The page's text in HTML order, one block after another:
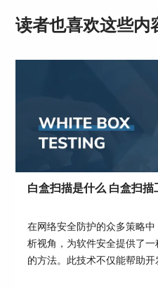
1、需要将手机和电脑连
3、在弹出的选择框中
读者也喜欢这些内
白盒扫描是什么 白盒扫描
在网络安全防护的众多策略
析视角，为软件安全提供了
的方法。此技术不仅能帮助开
问题，还能极大地提高软件